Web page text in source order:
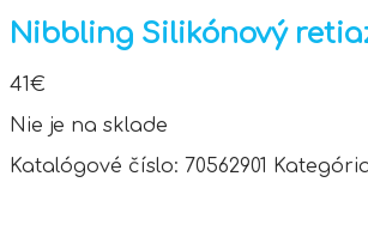
Nibbling Silikónový
41€
Nie je na sklade
Katalógové číslo: 70562901